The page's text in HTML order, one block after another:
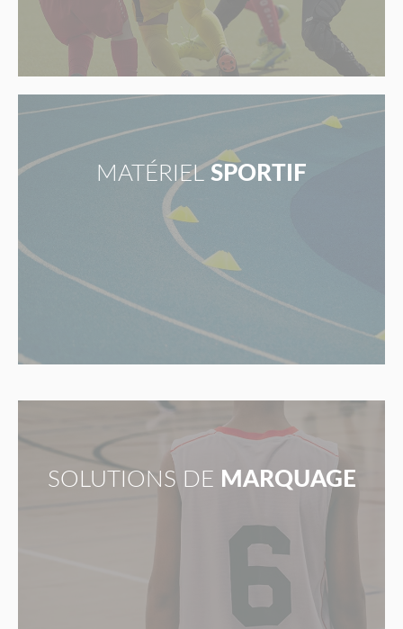
MATÉRIEL SPORTIF
SOLUTIONS DE MARQUAGE